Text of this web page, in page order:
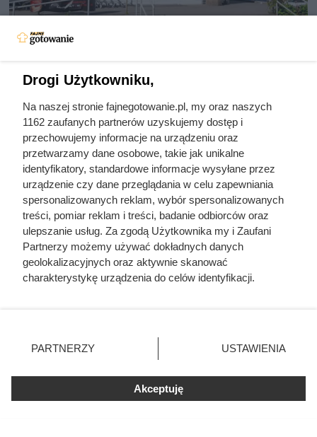
Luksusowa kawa w cenie, jakiej
Biedronki zachwyceni
Kawa ziarnista Tchibo Exclusive w dużej promocji w
Biedronce. Sprawdź, jakie warunki spełnić, aby kupić ten
produkt w obniżonej cenie.
Kupiła wgniecioną puszkę z
Drogi Użytkowniku,
Na naszej stronie fajnegotowanie.pl, my oraz naszych
1162 zaufanych partnerów uzyskujemy dostęp i
przechowujemy informacje na urządzeniu oraz
przetwarzamy dane osobowe, takie jak unikalne
identyfikatory, standardowe informacje wysyłane przez
urządzenie czy dane przeglądania w celu zapewniania
spersonalizowanych reklam, wybór spersonalizowanych
treści, pomiar reklam i treści, badanie odbiorców oraz
ulepszanie usług. Za zgodą Użytkownika my i Zaufani
Partnerzy możemy używać dokładnych danych
geolokalizacyjnych oraz aktywnie skanować
charakterystykę urządzenia do celów identyfikacji.
zmienić/wycofać klikając przycisk ustawień prywatności
znajdujący się w lewym dolnym rogu strony
rodzaje przetwarzania danych nie wymagają zgody
użytkownika, ale masz prawo sprzeciwić się takiemu
przetwarzaniu. Preferencje będą miały zastosowania tylko
PARTNERZY USTAWIENIA
Akceptuję